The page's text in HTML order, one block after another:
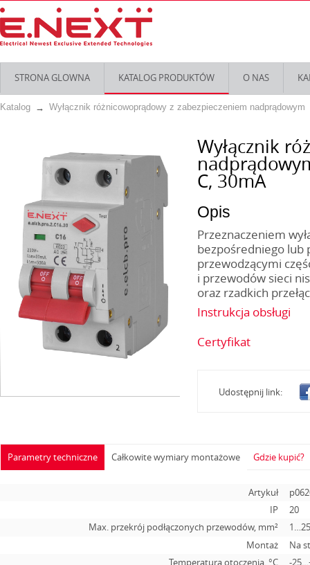
STRONA GLOWNA KATALOG PRODUKTÓW O NAS
Katalog Wyłącznik różnicowoprądowy z zabezpieczeniem nadprądowym
Wyłącznik
C, 30mА
Opis
Przeznaczeniem
bezpośredniego
przewodzącymi
i przewodów sieci
oraz rzadkich
Instrukcja obsługi
Certyfikat
Udostępnij link:
Parametry techniczne
Artykuł
IP
20
Max. przekrój podłączonych przewodów, mm²
Montaż
Na
Temperatura otoczenia, °С
-
Całkowite wymiary montażowe Gdzie kupić?